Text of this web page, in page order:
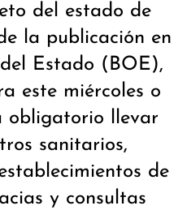
del estado de
la publicación en
Estado (BOE),
este miércoles o
obligatorio llevar
sanitarios,
de
y consultas